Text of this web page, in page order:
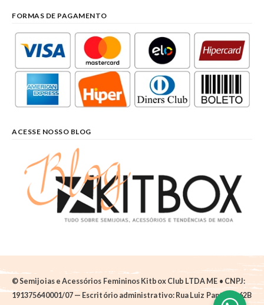
FORMAS DE PAGAMENTO
ACESSE NOSSO BLOG
© Semijoias e Acessórios Femininos Kitbox Club LTDA ME • CNPJ:
191375640001/07 — Escritório administrativo: Rua Luiz Pantano, 62B